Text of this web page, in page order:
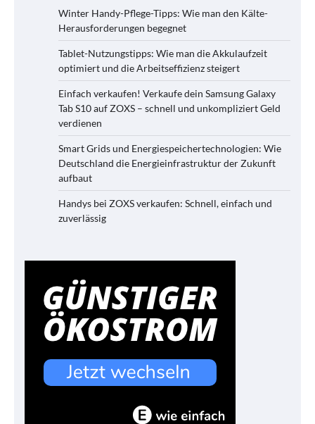
Winter Handy-Pflege-Tipps: Wie man den Kälte-
Herausforderungen begegnet
Tablet-Nutzungstipps: Wie man die Akkulaufzeit
optimiert und die Arbeitseffizienz steigert
Einfach verkaufen! Verkaufe dein Samsung Galaxy
Tab S10 auf ZOXS – schnell und unkompliziert Geld
verdienen
Smart Grids und Energiespeichertechnologien: Wie
Deutschland die Energieinfrastruktur der Zukunft
aufbaut
Handys bei ZOXS verkaufen: Schnell, einfach und
zuverlässig